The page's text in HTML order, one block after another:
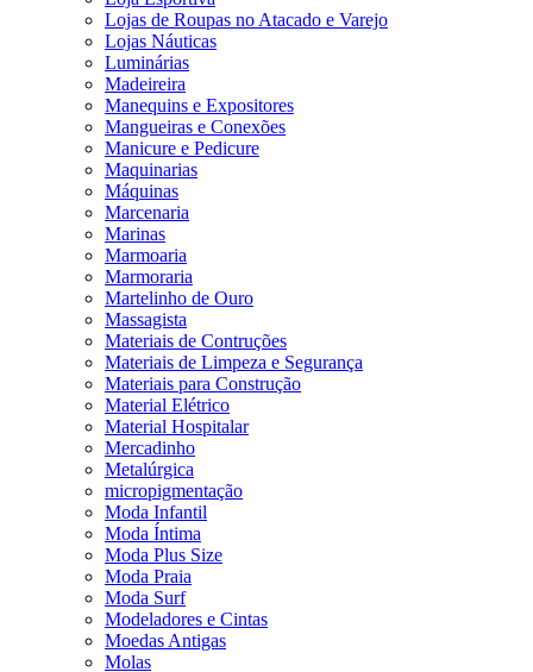
Lojas de Roupas no Atacado e Varejo
Lojas Náuticas
Luminárias
Madeireira
Manequins e Expositores
Mangueiras e Conexões
Manicure e Pedicure
Maquinarias
Máquinas
Marcenaria
Marinas
Marmoaria
Marmoraria
Martelinho de Ouro
Massagista
Materiais de Contruções
Materiais de Limpeza e Segurança
Materiais para Construção
Material Elétrico
Material Hospitalar
Mercadinho
Metalúrgica
micropigmentação
Moda Infantil
Moda Íntima
Moda Plus Size
Moda Praia
Moda Surf
Modeladores e Cintas
Moedas Antigas
Molas